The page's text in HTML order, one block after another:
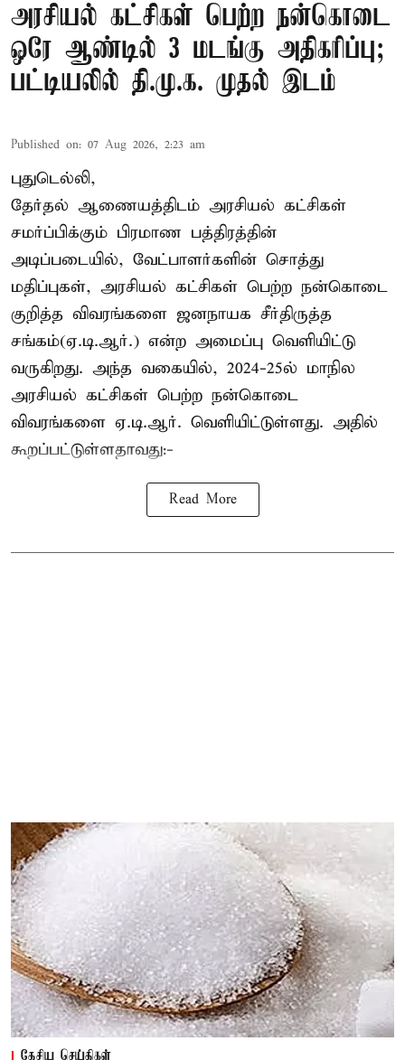
அரசியல் கட்சிகள் பெற்ற நன்கொடை
ஒரே ஆண்டில் 3 மடங்கு அதிகரிப்பு;
பட்டியலில் தி.மு.க. முதல் இடம்
Published on: 07 Aug 2026, 2:23 am
புதுடெல்லி,
தேர்தல் ஆணையத்திடம் அரசியல் கட்சிகள்
சமர்ப்பிக்கும் பிரமாண பத்திரத்தின்
அடிப்படையில், வேட்பாளர்களின் சொத்து
மதிப்புகள், அரசியல் கட்சிகள் பெற்ற நன்கொடை
குறித்த விவரங்களை ஜனநாயக சீர்திருத்த
சங்கம்(ஏ.டி.ஆர்.) என்ற அமைப்பு வெளியிட்டு
வருகிறது. அந்த வகையில், 2024-25ல் மாநில
அரசியல் கட்சிகள் பெற்ற நன்கொடை
விவரங்களை ஏ.டி.ஆர். வெளியிட்டுள்ளது. அதில்
கூறப்பட்டுள்ளதாவது:-
Read More
தேசிய செய்திகள்